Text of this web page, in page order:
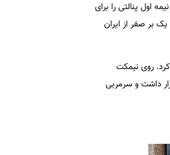
اول پنالتی را برای
بر صفر از ایران
کرد. روی نیمکت
داشت و سرمربی